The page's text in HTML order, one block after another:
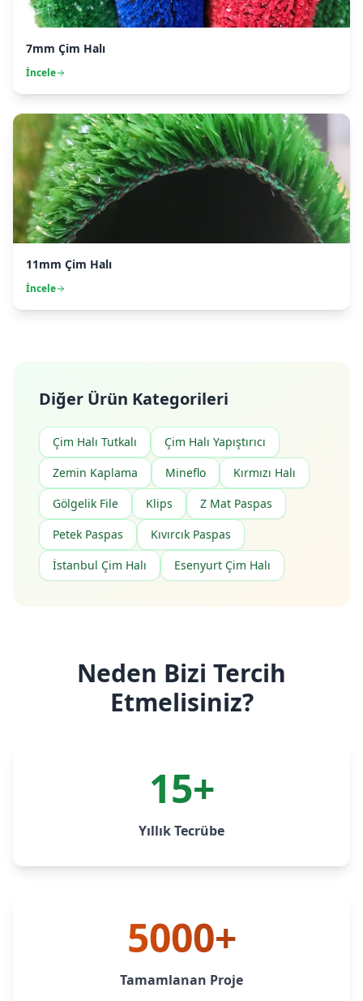
7mm Çim Halı
İncele
11mm Çim Halı
İncele
Diğer Ürün Kategorileri
Çim Halı Tutkalı
Çim Halı Yapıştırıcı
Zemin Kaplama
Mineflo
Kırmızı Halı
Gölgelik File
Klips
Z Mat Paspas
Petek Paspas
Kıvırcık Paspas
İstanbul Çim Halı
Esenyurt Çim Halı
Neden Bizi Tercih
Etmelisiniz?
15+
Yıllık Tecrübe
5000+
Tamamlanan Proje